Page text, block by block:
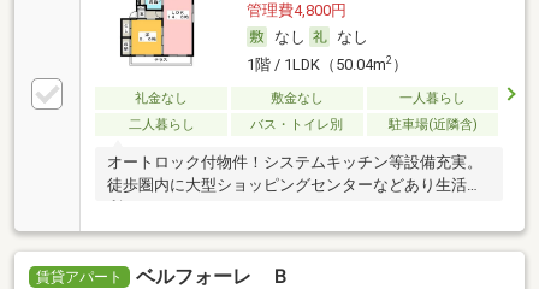
管理費4,800円
なし
なし
1階 / 1LDK（50.04m2）
礼金なし 敷金なし
一人暮らし
二人暮らし
バス・トイレ別 駐車場(近隣含)
オートロック付物件！システムキッチン等設備充実。
徒歩圏内に大型ショッピングセンターなどあり生活便
賃貸アパート ベルフォーレ Ｂ